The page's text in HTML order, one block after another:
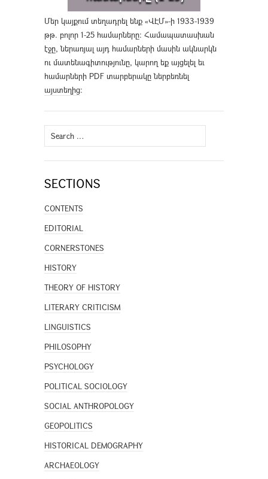
Մեր կայքում տեղադրել ենք «ՎԷՄ»-ի 1933-1939
թթ. բոլոր 1-25 համարները։ Համապատասխան
էջը, ներառյալ այդ համարների մասին ակնարկն
ու մատենագիտությունը, կարող եք այցելել եւ
համարների PDF տարբերակը ներբեռնել
այստեղից։
Search
for:
SECTIONS
CONTENTS
EDITORIAL
CORNERSTONES
HISTORY
THEORY OF HISTORY
LITERARY CRITICISM
LINGUISTICS
PHILOSOPHY
PSYCHOLOGY
POLITICAL SOCIOLOGY
SOCIAL ANTHROPOLOGY
GEOPOLITICS
HISTORICAL DEMOGRAPHY
ARCHAEOLOGY